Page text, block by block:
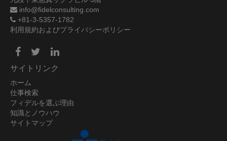
info@fidelconsulting.com
+81-3-5357-1782
利用規約およびプライバシーポリシー
サイトリンク
ホーム
仕事検索
フィデルを選ぶ理由
知識とノウハウ
サイトマップ